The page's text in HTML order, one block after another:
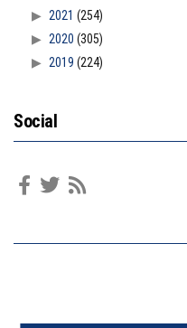
2021 (254)
2020 (305)
2019 (224)
Social